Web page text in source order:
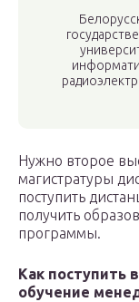
Нужно второе
магистратуры
поступить
получить
программы.
Как поступить
обучение